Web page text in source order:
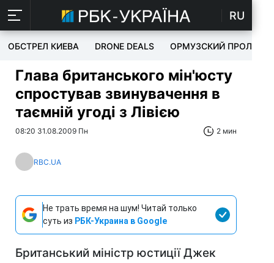
RU
ОБСТРЕЛ КИЕВА DRONE DEALS ОРМУЗСКИЙ ПРОЛИВ
Глава британського мін'юсту
спростував звинувачення в
таємній угоді з Лівією
08:20 31.08.2009 Пн 2 мин
RBC.UA
Не трать время на шум! Читай только
суть из РБК-Украина в Google
Британський міністр юстиції Джек